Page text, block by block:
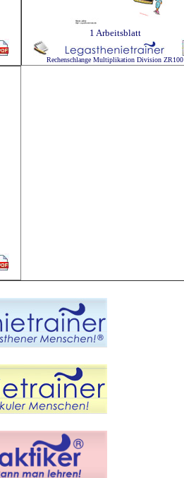
1 Arbeitsblatt
Rechenschlange Multiplikation Division ZR100